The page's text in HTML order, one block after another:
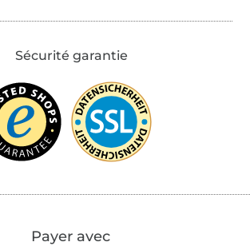
Sécurité garantie
Payer avec